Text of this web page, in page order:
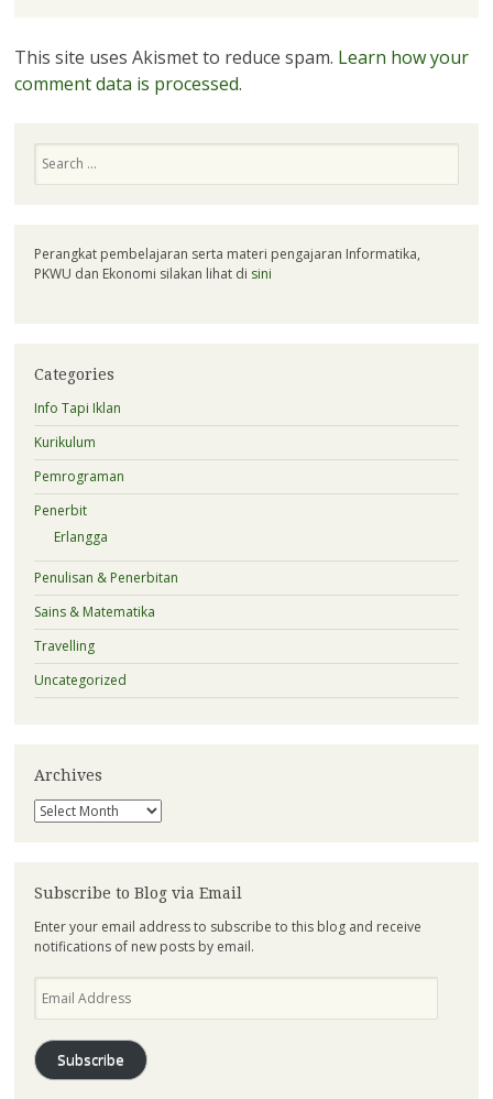
This site uses Akismet to reduce spam. Learn how your
comment data is processed.
Perangkat pembelajaran serta materi pengajaran Informatika,
PKWU dan Ekonomi silakan lihat di sini
Categories
Info Tapi Iklan
Kurikulum
Pemrograman
Penerbit
Erlangga
Penulisan & Penerbitan
Sains & Matematika
Travelling
Uncategorized
Archives
Archives
Subscribe to Blog via Email
Enter your email address to subscribe to this blog and receive
notifications of new posts by email.
Address
Subscribe